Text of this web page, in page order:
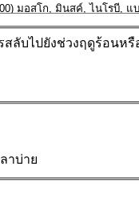
ลับไปยังช่วงฤดูร้อนหรื
ลาบ่าย